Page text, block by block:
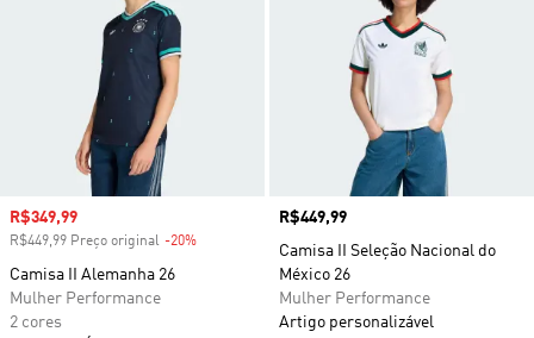
Preço com desconto
R$349,99
R$449,99 Preço original -20%
Camisa II Alemanha 26
Mulher Performance
2 cores
Preço
R$449,99
Camisa II Seleção Nacional do
México 26
Mulher Performance
Artigo personalizável